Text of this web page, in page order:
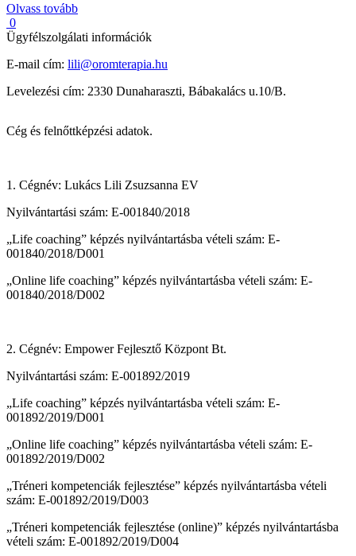
Olvass tovább
0
Ügyfélszolgálati információk
E-mail cím: lili@oromterapia.hu
Levelezési cím: 2330 Dunaharaszti, Bábakalács u.10/B.
Cég és felnőttképzési adatok.
1. Cégnév: Lukács Lili Zsuzsanna EV
Nyilvántartási szám: E-001840/2018
„Life coaching” képzés nyilvántartásba vételi szám: E-
001840/2018/D001
„Online life coaching” képzés nyilvántartásba vételi szám: E-
001840/2018/D002
2. Cégnév: Empower Fejlesztő Központ Bt.
Nyilvántartási szám: E-001892/2019
„Life coaching” képzés nyilvántartásba vételi szám: E-
001892/2019/D001
„Online life coaching” képzés nyilvántartásba vételi szám: E-
001892/2019/D002
„Tréneri kompetenciák fejlesztése” képzés nyilvántartásba vételi
szám: E-001892/2019/D003
„Tréneri kompetenciák fejlesztése (online)” képzés nyilvántartásba
vételi szám: E-001892/2019/D004